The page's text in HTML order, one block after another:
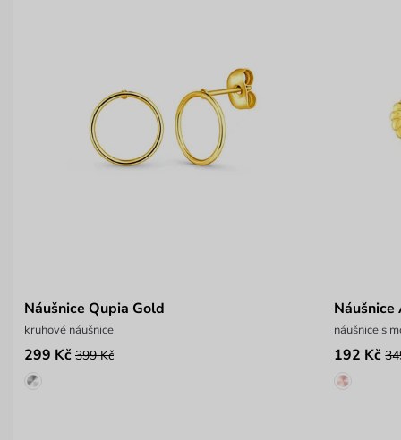
Náušnice Qupia Gold
kruhové náušnice
299 Kč 399 Kč
Náušnice
náušnice s
192 Kč